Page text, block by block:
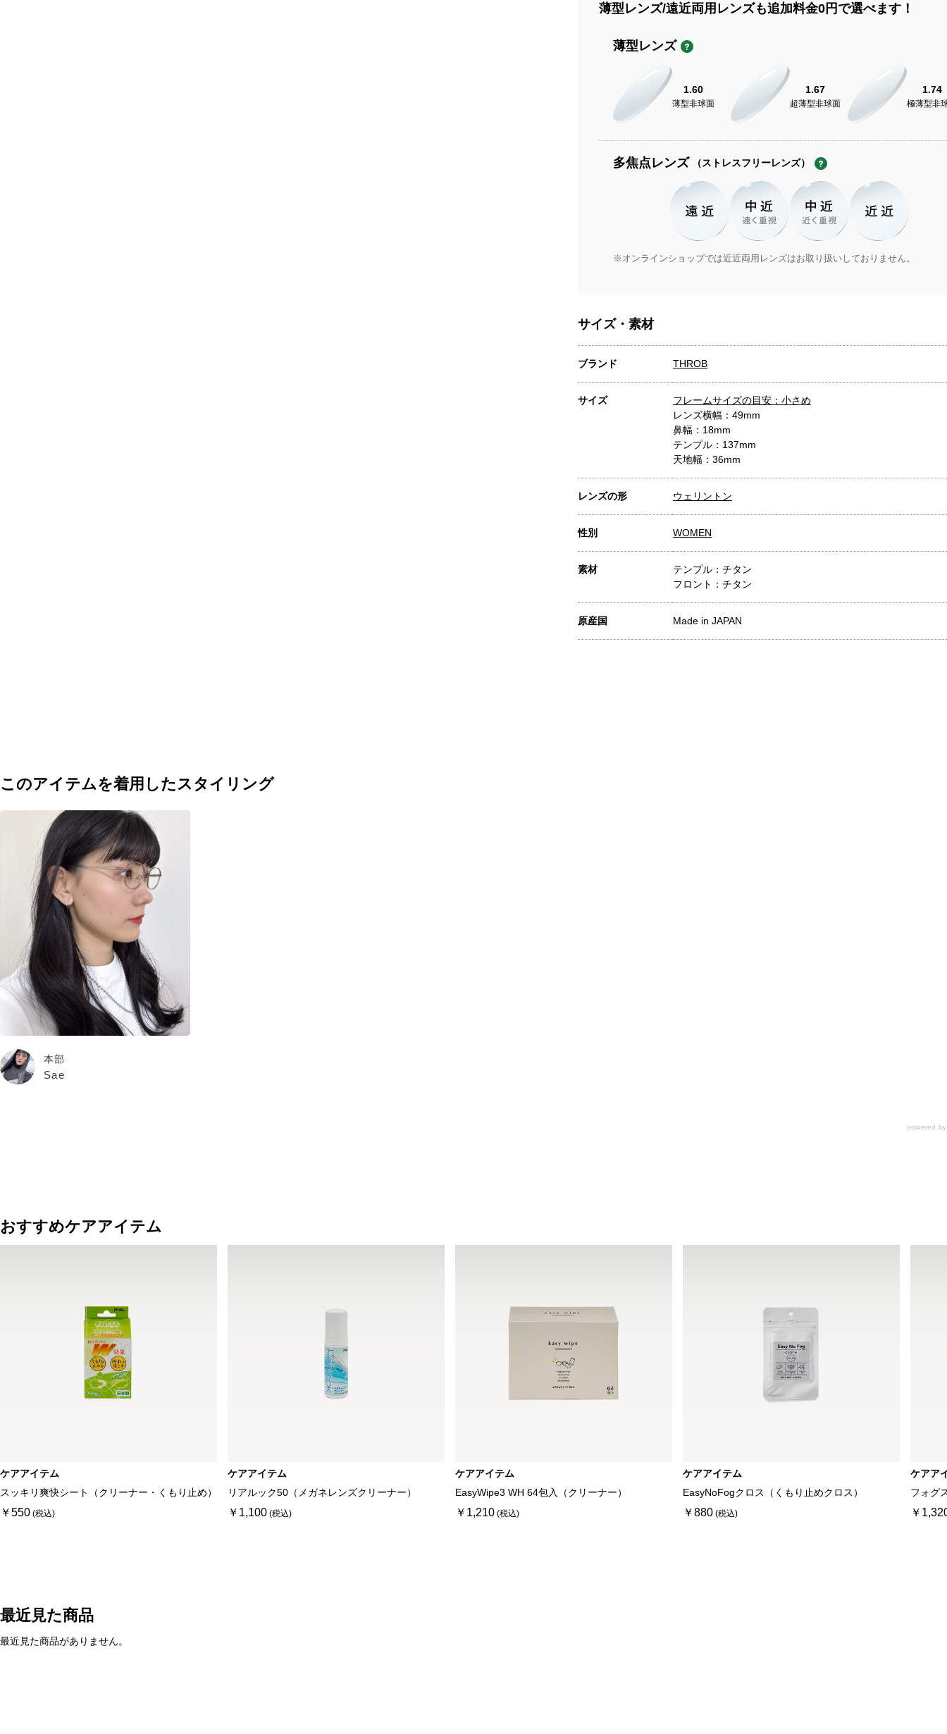
サイズ・素材
ブランド THROB
サイズ
フレームサイズの目安：小さめ
レンズ横幅：49mm
鼻幅：18mm
テンプル：137mm
天地幅：36mm
レンズの形 ウェリントン
性別 WOMEN
素材
テンプル：チタン
フロント：チタン
原産国 Made in JAPAN
薄型レンズ/遠近両用レンズも追加料金0円で選べます！
薄型レンズ
1.60
薄型非球面
1.67
超薄型非球面
1.74
極薄型非
多焦点レンズ （ストレスフリーレンズ）
※オンラインショップでは近近両用レンズはお取り扱いしておりません。
このアイテムを着用したスタイリング
本部
Sae
powered
おすすめケアアイテム
ケアアイテム
スッキリ爽快シート（クリーナー・くもり止め）
￥550
ケアアイテム
リアルック50（メガネレンズクリーナー）
￥1,100
ケアアイテム
EasyWipe3 WH 64包入（クリーナー）
￥1,210
ケアアイテム
EasyNoFogクロス（くもり止めクロス）
￥880
ケアア
フォグ
￥
最近見た商品
最近見た商品がありません。